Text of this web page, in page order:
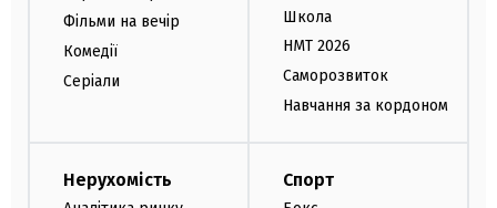
Фільми на вечір
Комедії
Серіали
Школа
НМТ 2026
Саморозвиток
Навчання за кордоном
Нерухомість Спорт